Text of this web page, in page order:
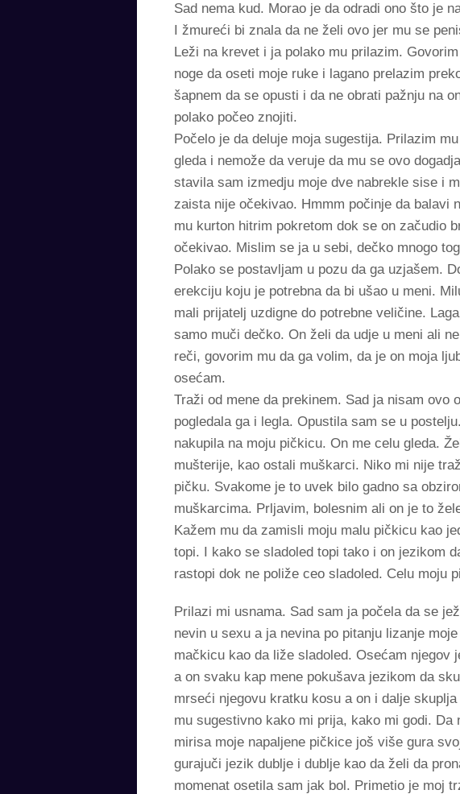
Sad nema kud. Morao je da odradi ono što je
I žmureći bi znala da ne želi ovo jer mu se
Leži na krevet i ja polako mu prilazim.
noge da oseti moje ruke i lagano prelazim
šapnem da se opusti i da ne obrati pažnju na
polako počeo znojiti.
Počelo je da deluje moja sugestija. Prilazim
gleda i nemože da veruje da mu se ovo
stavila sam izmedju moje dve nabrekle sise i
zaista nije očekivao. Hmmm počinje da balavi
mu kurton hitrim pokretom dok se on začudio
očekivao. Mislim se ja u sebi, dečko mnogo
Polako se postavljam u pozu da ga uzjašem.
erekciju koju je potrebna da bi ušao u meni.
mali prijatelj uzdigne do potrebne veličine.
samo muči dečko. On želi da udje u meni ali
reči, govorim mu da ga volim, da je on moja
osećam.
Traži od mene da prekinem. Sad ja nisam ovo
pogledala ga i legla. Opustila sam se u
nakupila na moju pičkicu. On me celu gleda.
mušterije, kao ostali muškarci. Niko mi nije
pičku. Svakome je to uvek bilo gadno sa
muškarcima. Prljavim, bolesnim ali on je to
Kažem mu da zamisli moju malu pičkicu kao
topi. I kako se sladoled topi tako i on jezikom
rastopi dok ne poliže ceo sladoled. Celu moju
Prilazi mi usnama. Sad sam ja počela da se
nevin u sexu a ja nevina po pitanju lizanje
mačkicu kao da liže sladoled. Osećam
a on svaku kap mene pokušava jezikom da
mrseći njegovu kratku kosu a on i dalje
mu sugestivno kako mi prija, kako mi godi.
mirisa moje napaljene pičkice još više gura
gurajuči jezik dublje i dublje kao da želi da
momenat osetila sam jak bol. Primetio je moj